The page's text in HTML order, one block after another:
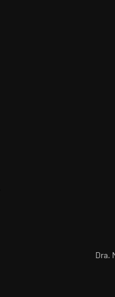
Dra.